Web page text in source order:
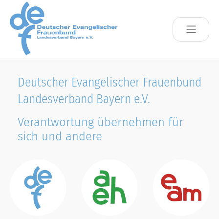
Skip to main content
Deutscher Evangelischer Frauenbund
Landesverband Bayern e.V.
Verantwortung übernehmen für
sich und andere